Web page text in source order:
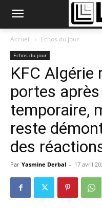
Accueil Echos du jour
Echos du jour
KFC Algérie
portes
temporaire,
reste
des
Par Yasmine Derbal - 17 avril